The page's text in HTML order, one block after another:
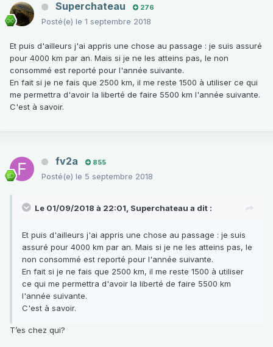
Superchateau 276
Posté(e) le 1 septembre 2018
Et puis d'ailleurs j'ai appris une chose au passage : je suis assuré
pour 4000 km par an. Mais si je ne les atteins pas, le non
consommé est reporté pour l'année suivante.
En fait si je ne fais que 2500 km, il me reste 1500 à utiliser ce qui
me permettra d'avoir la liberté de faire 5500 km l'année suivante.
C'est à savoir.
fv2a 855
Posté(e) le 5 septembre 2018
Le 01/09/2018 à 22:01, Superchateau a dit :
Et puis d'ailleurs j'ai appris une chose au passage : je suis
assuré pour 4000 km par an. Mais si je ne les atteins pas, le
non consommé est reporté pour l'année suivante.
En fait si je ne fais que 2500 km, il me reste 1500 à utiliser
ce qui me permettra d'avoir la liberté de faire 5500 km
l'année suivante.
C'est à savoir.
T’es chez qui?